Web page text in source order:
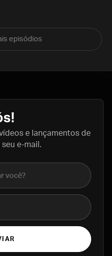
episódios
e lançamentos de
e-mail.